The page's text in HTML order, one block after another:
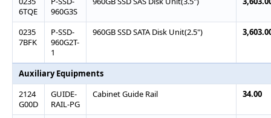
6TQE
960G3S
0235
7BFK
P-SSD-
960G2T-
1
960GB SSD SATA Disk Unit(2.5")
Auxiliary Equipments
2124
G00D
GUIDE-
RAIL-PG
Cabinet Guide Rail 34.00